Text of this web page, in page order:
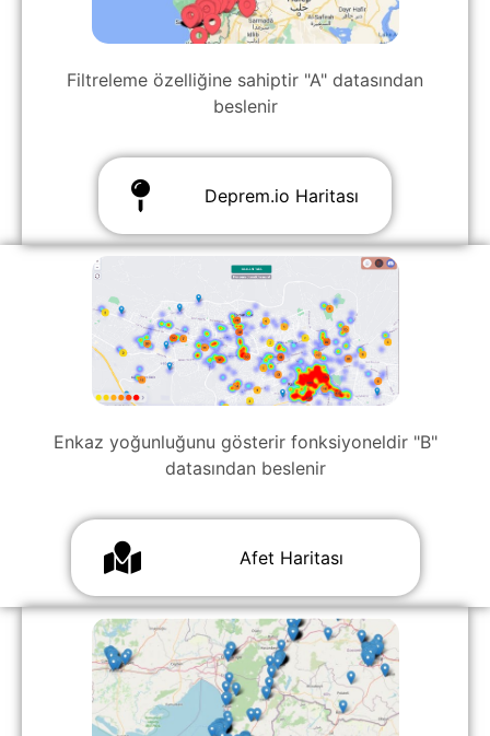
Filtreleme özelliğine sahiptir "A" datasından
beslenir
Deprem.io Haritası
Enkaz yoğunluğunu gösterir fonksiyoneldir "B"
datasından beslenir
‎ ‎ ‎ ‎ ‎ ‎ ‎ ‎ ‎Afet Harita‎sı ‎ ‎ ‎ ‎ ‎ ‎ ‎ ‎